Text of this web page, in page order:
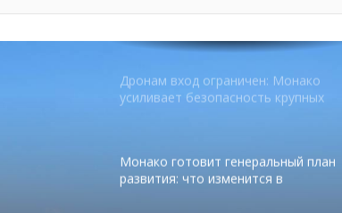
усиливает безопасность крупных
Монако готовит генеральный план
развития: что изменится в
Благотворительный забег в Монако
помог детям на пяти континентах